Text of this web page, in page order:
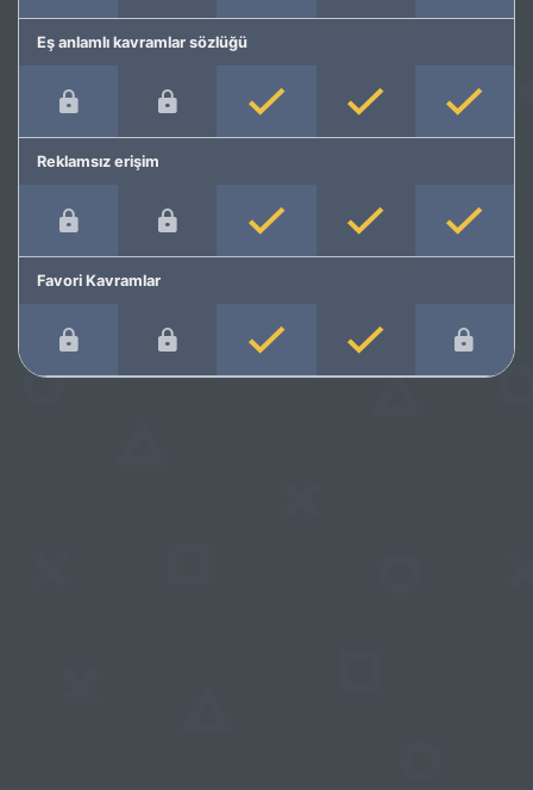
Eş anlamlı kavramlar sözlüğü
Reklamsız erişim
Favori Kavramlar